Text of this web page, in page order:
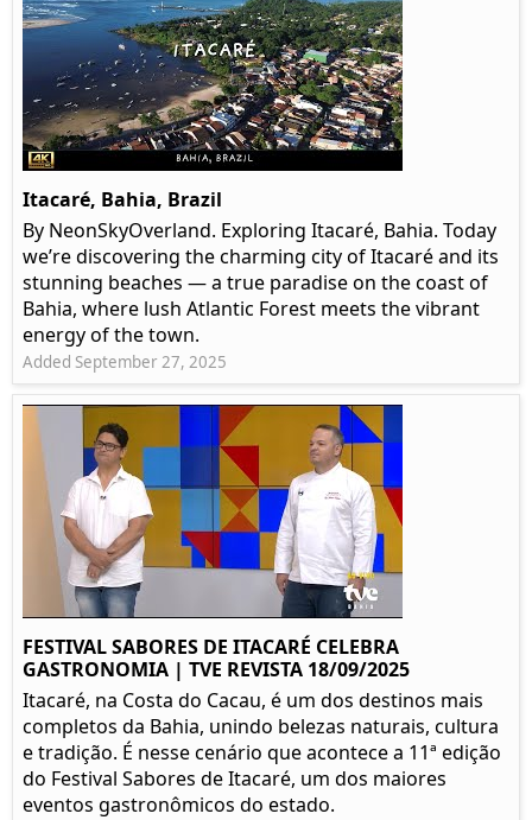
Itacaré, Bahia, Brazil
By NeonSkyOverland. Exploring Itacaré, Bahia. Today
we’re discovering the charming city of Itacaré and its
stunning beaches — a true paradise on the coast of
Bahia, where lush Atlantic Forest meets the vibrant
energy of the town.
Added September 27, 2025
FESTIVAL SABORES DE ITACARÉ CELEBRA
GASTRONOMIA | TVE REVISTA 18/09/2025
Itacaré, na Costa do Cacau, é um dos destinos mais
completos da Bahia, unindo belezas naturais, cultura
e tradição. É nesse cenário que acontece a 11ª edição
do Festival Sabores de Itacaré, um dos maiores
eventos gastronômicos do estado.